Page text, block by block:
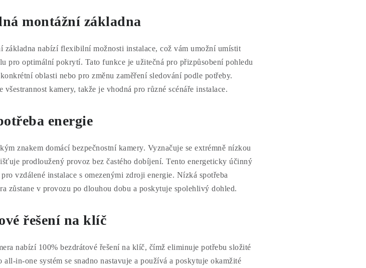
montážní základna
základna nabízí flexibilní možnosti instalace, což vám umožní umístit
pro optimální pokrytí. Tato funkce je užitečná pro přizpůsobení pohledu
oblasti nebo pro změnu zaměření sledování podle potřeby.
kamery, takže je vhodná pro různé scénáře instalace.
energie
znakem domácí bezpečnostní kamery. Vyznačuje se extrémně nízkou
prodloužený provoz bez častého dobíjení. Tento energeticky účinný
vzdálené instalace s omezenými zdroji energie. Nízká spotřeba
zůstane v provozu po dlouhou dobu a poskytuje spolehlivý dohled.
řešení na klíč
nabízí 100% bezdrátové řešení na klíč, čímž eliminuje potřebu složité
all-in-one systém se snadno nastavuje a používá a poskytuje okamžité